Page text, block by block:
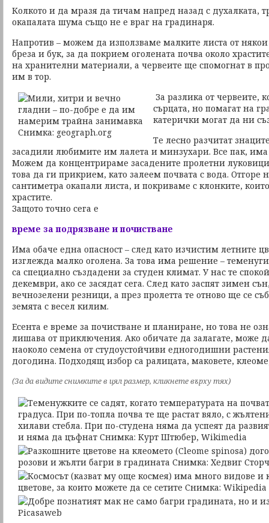
Колкото и да мразя да тичам напред назад с духалката,
окапалата шума също не е враг на градинаря.
Напротив – можем да използваме малките листа от някои
бреза и бук, за да покрием оголената почва около
на хранителни материали, а червеите ще спомогнат в
им в тор.
За разлика от червеите,
сърцата, но помагат на
катерички могат да ни
Те лесно разчитат
засадили любимите им лалета и минзухари. Все пак,
Можем да концентрираме засадените пролетни
това да ги прикрием, като залеем почвата с вода. Отгоре
сантиметра окапали листа, и покриваме с клонките,
храстите.
Защото точно сега е
време за подрязване и почистване
Има обаче една опасност – след като изчистим летните
изглежда малко оголена. За това има решение –
са специално създадени за студен климат. У нас те
декември, ако се засядат сега. След като заспят зимен
вечнозелени резници, а през пролетта те отново ще се
земята с весел килим.
Есента е време за почистване и планиране, но това не
лишава от приключения. Ако обичате да залагате, може
наоколо семена от студоустойчиви едногодишни
догодина. Подходящ избор са ралицата, маковете,
(За да видите снимките в цял размер, кликнете върху тях)